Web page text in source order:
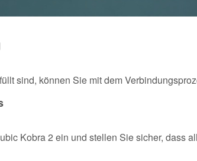
sind, können Sie mit dem
Kobra 2 ein und stellen Sie sicher, dass